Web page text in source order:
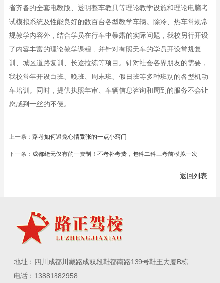
省齐备的全套电教版、透明整车教具等理论教学设施和理论电脑考
试模拟系统及性能良好的数百台各型教学车辆。除冷、热车常规常
规教学内容外，结合学员在行车中暴露的实际问题，我校另行开设
了内容丰富的理论教学课程，并针对有照无车的学员开设常规复
训、城区道路复训、长途拉练等项目。针对社会各界朋友的需要，
我校常年开设白班、晚班、周末班、假日班等多种班别的各型机动
车培训。同时，提供执照年审、车辆信息咨询和周到的服务不会让
您感到一丝的不便。
上一条： 路考如何避免心情紧张的一点小窍门
下一条： 成都绝无仅有的一费制！不考补考费，包科二科三考前模拟一次
返回列表
地址：四川成都川藏路成双段鞋都南路139号鞋王大厦B栋
电话：13881882958